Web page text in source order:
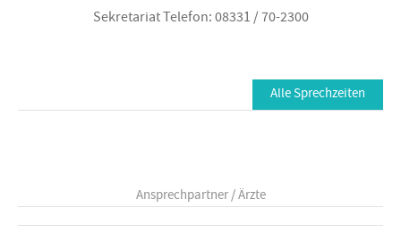
Sekretariat Telefon: 08331 / 70-2300
Alle Sprechzeiten
Ansprechpartner / Ärzte